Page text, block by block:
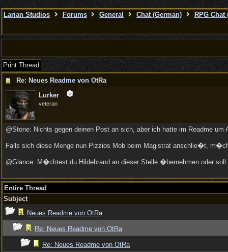
Larian Studios Forums General Chat (German) RPG Chat
Print Thread
Re: Neues Readme von OtRa
Lurker
veteran
@Stone: Nichts gegen deinen Post an sich, aber ich hatte im Readme
Falls sich diese Menge nun Pizzios Mob beim Magistrat anschlie�t,
@Glance: M�chtest du Hildebrand an dieser Stelle �bernehmen oder
Entire Thread
Subject
Neues Readme von OtRa
Re: Neues Readme von OtRa
Re: Neues Readme von OtRa